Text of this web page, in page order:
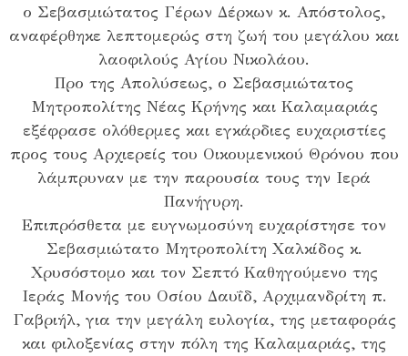
ο Σεβασμιώτατος Γέρων Δέρκων κ. Απόστολος,
αναφέρθηκε λεπτομερώς στη ζωή του μεγάλου και
λαοφιλούς Αγίου Νικολάου.
Προ της Απολύσεως, ο Σεβασμιώτατος
Μητροπολίτης Νέας Κρήνης και Καλαμαριάς
εξέφρασε ολόθερμες και εγκάρδιες ευχαριστίες
προς τους Αρχιερείς του Οικουμενικού Θρόνου που
λάμπρυναν με την παρουσία τους την Ιερά
Πανήγυρη.
Επιπρόσθετα με ευγνωμοσύνη ευχαρίστησε τον
Σεβασμιώτατο Μητροπολίτη Χαλκίδος κ.
Χρυσόστομο και τον Σεπτό Καθηγούμενο της
Ιεράς Μονής του Οσίου Δαυΐδ, Αρχιμανδρίτη π.
Γαβριήλ, για την μεγάλη ευλογία, της μεταφοράς
και φιλοξενίας στην πόλη της Καλαμαριάς, της